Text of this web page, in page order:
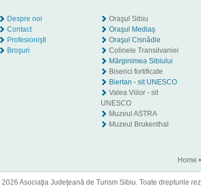
Despre noi
Contact
Profesionişti
Broşuri
Oraşul Sibiu
Oraşul Mediaş
Oraşul Cisnădie
Colinele Transilvaniei
Mărginimea Sibiului
Biserici fortificate
Biertan - sit UNESCO
Valea Viilor - sit
UNESCO
Muzeul ASTRA
Muzeul Brukenthal
Home •
Asociaţia Judeţeană de Turism Sibiu. Toate drepturile